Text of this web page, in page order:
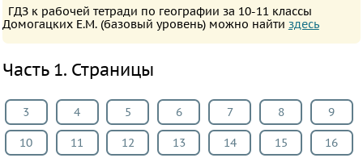
Алгебра
Геометрия
Химия
Немецкий
язык
Белорусский
ГДЗ к рабочей тетради по географии за 10-11 классы
Домогацких Е.М. (базовый уровень) можно найти здесь
Часть 1. Страницы
3 4 5 6 7 8 9
10 11 12 13 14 15 16